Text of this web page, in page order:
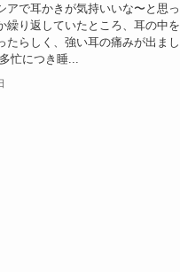
アで耳かきが気持いいな〜と思っ
繰り返していたところ、耳の中を
たらしく、強い耳の痛みが出まし
忙につき睡...